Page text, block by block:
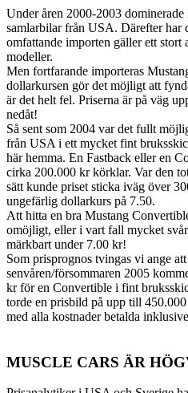
Under åren 2000-2003
samlarbilar från USA. Därefter har
omfattande importen gäller ett stort
modeller.
Men fortfarande importeras
dollarkursen gör det möjligt att
är det helt fel. Priserna är på väg
nedåt!
Så sent som 2004 var det fullt
från USA i ett mycket fint
här hemma. En Fastback eller en
cirka 200.000 kr körklar. Var den
sätt kunde priset sticka iväg över
ungefärlig dollarkurs på 7.50.
Att hitta en bra Mustang
omöjligt, eller i vart fall mycket
märkbart under 7.00 kr!
Som prisprognos tvingas vi ange
senvåren/försommaren 2005
kr för en Convertible i fint
torde en prisbild på upp till
med alla kostnader betalda
MUSCLE CARS ÄR